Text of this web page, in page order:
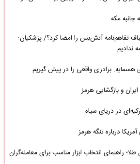
جانبه مکه
تفاهم‌نامه آتش‌بس را امضا کرد؟/ پزشکیان:
ندادیم
همسایه: برادری واقعی را در پیش گیریم
و بازگشایی هرمز
در دریای سیاه
درباره تنگه هرمز
راهنمای انتخاب ابزار مناسب برای معامله‌گران